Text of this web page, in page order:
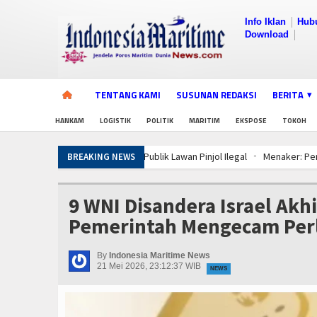
Info Iklan
Download
TENTANG KAMI SUSUNAN REDAKSI BERITA
HANKAM LOGISTIK POLITIK MARITIM EKSPOSE TOKOH
BREAKING NEWS Menaker: Penting, Penguatan
Tingkatkan Perlindungan Pekerja,
Diklat Rampung, KKP Pastikan Ribuan
5 Motor Harley Pretelan dari China
Diklat Rampung, KKP Pastikan Ribuan
9 WNI Disandera Israel
Pemerintah Mengecam
By Indonesia Maritime News
21 Mei 2026, 23:12:37 WIB
NEWS